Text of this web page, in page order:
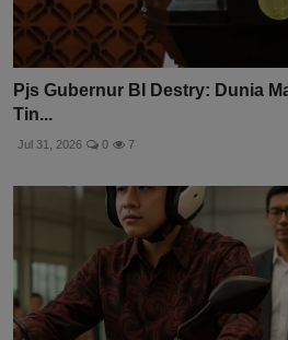
Pjs Gubernur BI Destry: Dunia
Tin...
Jul 31, 2026 0 7